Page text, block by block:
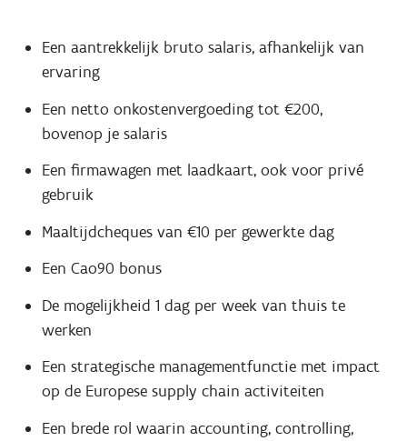
Een aantrekkelijk bruto salaris, afhankelijk van
ervaring
Een netto onkostenvergoeding tot €200,
bovenop je salaris
Een firmawagen met laadkaart, ook voor privé
gebruik
Maaltijdcheques van €10 per gewerkte dag
Een Cao90 bonus
De mogelijkheid 1 dag per week van thuis te
werken
Een strategische managementfunctie met impact
op de Europese supply chain activiteiten
Een brede rol waarin accounting, controlling,